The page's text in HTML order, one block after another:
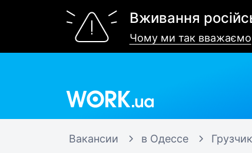
Вживання
Чому ми так вважаємо
Вакансии в Одессе Грузчик